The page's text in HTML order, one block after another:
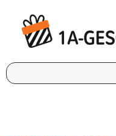
Ich
suche